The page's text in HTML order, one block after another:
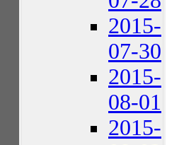
2015-
07-30
2015-
08-01
2015-